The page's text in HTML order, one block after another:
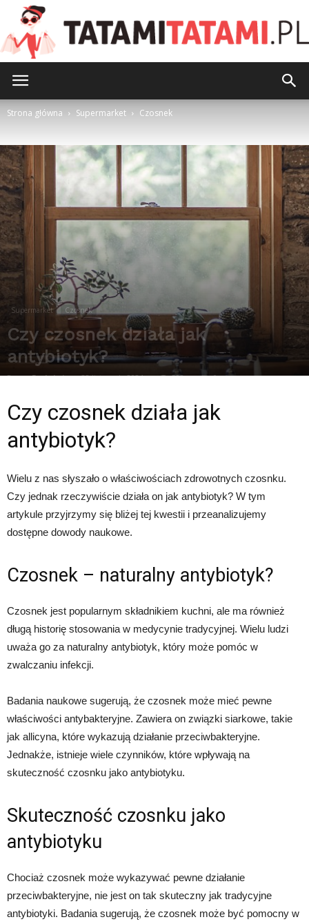
Strona główna Supermarket Czosnek
Supermarket Czosnek
Czy czosnek działa jak
antybiotyk?
Przez Redakcja - 22 listopada 2024 302 0
Czy czosnek działa jak
antybiotyk?
Wielu z nas słyszało o właściwościach zdrowotnych czosnku.
Czy jednak rzeczywiście działa on jak antybiotyk? W tym
artykule przyjrzymy się bliżej tej kwestii i przeanalizujemy
dostępne dowody naukowe.
Czosnek – naturalny antybiotyk?
Czosnek jest popularnym składnikiem kuchni, ale ma również
długą historię stosowania w medycynie tradycyjnej. Wielu ludzi
uważa go za naturalny antybiotyk, który może pomóc w
zwalczaniu infekcji.
Badania naukowe sugerują, że czosnek może mieć pewne
właściwości antybakteryjne. Zawiera on związki siarkowe, takie
jak allicyna, które wykazują działanie przeciwbakteryjne.
Jednakże, istnieje wiele czynników, które wpływają na
skuteczność czosnku jako antybiotyku.
Skuteczność czosnku jako
antybiotyku
Chociaż czosnek może wykazywać pewne działanie
przeciwbakteryjne, nie jest on tak skuteczny jak tradycyjne
antybiotyki. Badania sugerują, że czosnek może być pomocny w